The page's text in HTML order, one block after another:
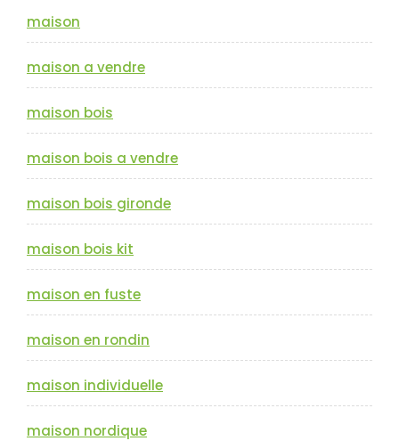
maison
maison a vendre
maison bois
maison bois a vendre
maison bois gironde
maison bois kit
maison en fuste
maison en rondin
maison individuelle
maison nordique